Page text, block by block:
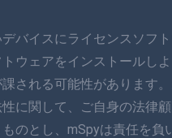
バイスにライセンスソフ
ウェアをインストールし
される可能性があります
に関して、ご自身の法律
のとし、mSpyは責任を負